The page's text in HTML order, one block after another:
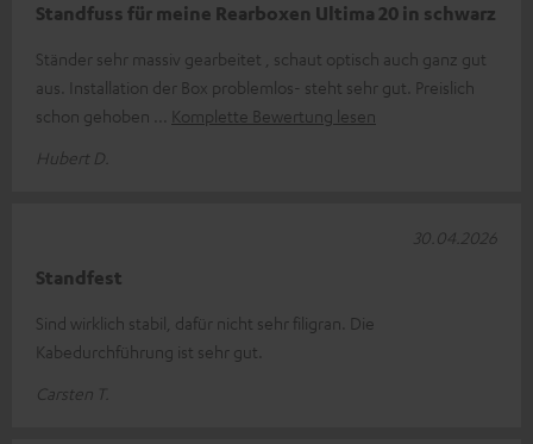
Standfuss für meine Rearboxen Ultima 20 in schwarz
Ständer sehr massiv gearbeitet , schaut optisch auch ganz gut
aus. Installation der Box problemlos- steht sehr gut. Preislich
schon gehoben
Komplette Bewertung lesen
Hubert D.
Standfest
Sind wirklich stabil, dafür nicht sehr filigran. Die
Kabedurchführung ist sehr gut.
Carsten T.
30.04.2026